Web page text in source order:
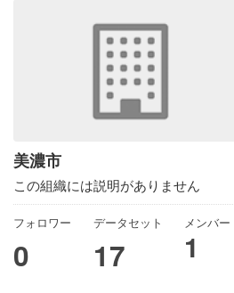
美濃市
この組織には説明がありません
フォロワー
0
データセット
17
メンバー
1